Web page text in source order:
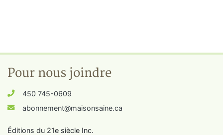
Pour nous joindre
450 745-0609
abonnement@maisonsaine.ca
Éditions du 21e siècle Inc.